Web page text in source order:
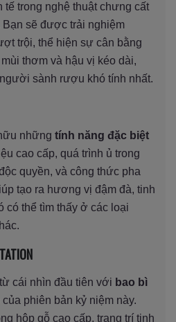
trong nghệ thuật chưng cất
sẽ được trải nghiệm
trội, thể hiện sự cân bằng
thơm và hậu vị kéo dài,
sành rượu khó tính nhất.
những tính năng đặc biệt
cao cấp, quá trình ủ trong
quyền, và công thức pha
tạo ra hương vị đậm đà, tinh
có thể tìm thấy ở các loại
cái nhìn đầu tiên với bao bì
phiên bản kỷ niệm này.
hộp gỗ cao cấp, trang trí tinh